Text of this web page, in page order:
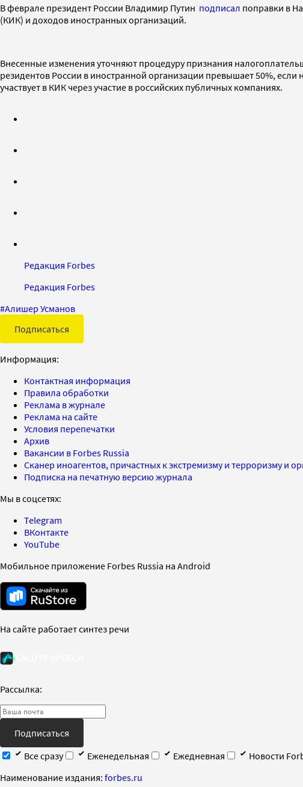
В феврале президент России Владимир Путин подписал поправки в
(КИК) и доходов иностранных организаций.
Внесенные изменения уточняют процедуру признания
резидентов России в иностранной организации превышает 50%,
участвует в КИК через участие в российских публичных компаниях.
Редакция Forbes
Редакция Forbes
#Алишер Усманов
Подписаться
Информация:
Контактная информация
Правила обработки
Реклама в журнале
Реклама на сайте
Условия перепечатки
Архив
Вакансии в Forbes Russia
Сканер иноагентов, причастных к экстремизму и терроризму и
Подписка на печатную версию журнала
Мы в соцсетях:
Telegram
ВКонтакте
YouTube
Мобильное приложение Forbes Russia на Android
На сайте работает синтез речи
Рассылка:
Подписаться
Все сразу
Еженедельная Ежедневная
Новости
Наименование издания: forbes.ru